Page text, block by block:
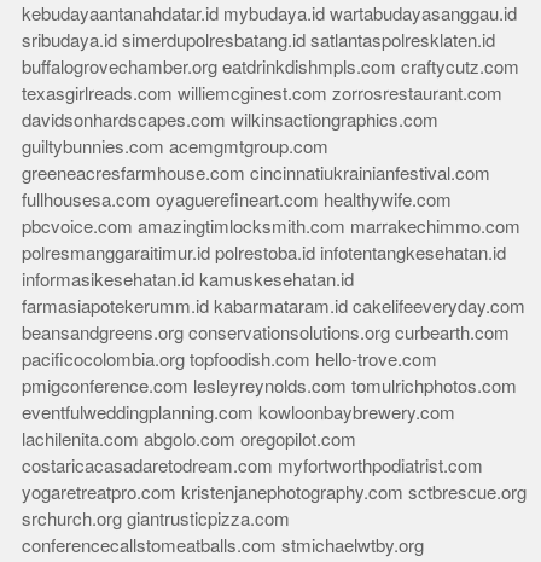
kebudayaantanahdatar.id mybudaya.id wartabudayasanggau.id
sribudaya.id simerdupolresbatang.id satlantaspolresklaten.id
buffalogrovechamber.org eatdrinkdishmpls.com craftycutz.com
texasgirlreads.com williemcginest.com zorrosrestaurant.com
davidsonhardscapes.com wilkinsactiongraphics.com
guiltybunnies.com acemgmtgroup.com
greeneacresfarmhouse.com cincinnatiukrainianfestival.com
fullhousesa.com oyaguerefineart.com healthywife.com
pbcvoice.com amazingtimlocksmith.com marrakechimmo.com
polresmanggaraitimur.id polrestoba.id infotentangkesehatan.id
informasikesehatan.id kamuskesehatan.id
farmasiapotekerumm.id kabarmataram.id cakelifeeveryday.com
beansandgreens.org conservationsolutions.org curbearth.com
pacificocolombia.org topfoodish.com hello-trove.com
pmigconference.com lesleyreynolds.com tomulrichphotos.com
eventfulweddingplanning.com kowloonbaybrewery.com
lachilenita.com abgolo.com oregopilot.com
costaricacasadaretodream.com myfortworthpodiatrist.com
yogaretreatpro.com kristenjanephotography.com sctbrescue.org
srchurch.org giantrusticpizza.com
conferencecallstomeatballs.com stmichaelwtby.org